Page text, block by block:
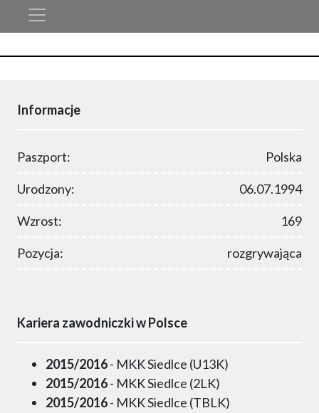
Informacje
Paszport: Polska
Urodzony: 06.07.1994
Wzrost: 169
Pozycja: rozgrywająca
Kariera zawodniczki w Polsce
2015/2016- MKK Siedlce (U13K)
2015/2016- MKK Siedlce (2LK)
2015/2016- MKK Siedlce (TBLK)